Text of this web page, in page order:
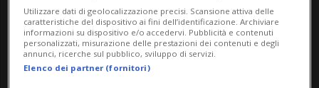
Utilizzare dati di geolocalizzazione precisi. Scansione attiva delle
caratteristiche del dispositivo ai fini dell’identificazione. Archiviare
informazioni su dispositivo e/o accedervi. Pubblicità e contenuti
personalizzati, misurazione delle prestazioni dei contenuti e degli
annunci, ricerche sul pubblico, sviluppo di servizi.
Elenco dei partner (fornitori)